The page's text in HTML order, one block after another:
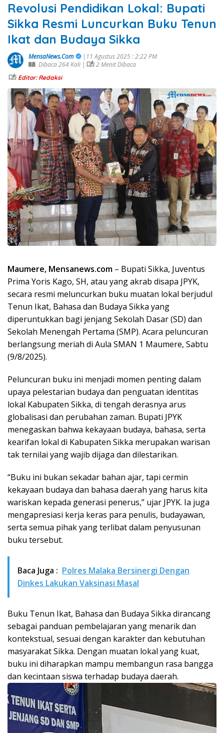
Revolusi Pendidikan Lokal: Bupati
Sikka Resmi Luncurkan Buku Tenun
Ikat dan Budaya Sikka
MensaNews.Com
|11 Agustus 2025 : 2:22 PM
Dibaca 264 Kali |
2 Menit Dibaca
Editor: Redaksi
Maumere, Mensanews.com – Bupati Sikka, Juventus
Prima Yoris Kago, SH, atau yang akrab disapa JPYK,
secara resmi meluncurkan buku muatan lokal berjudul
Tenun Ikat, Bahasa dan Budaya Sikka yang
diperuntukkan bagi jenjang Sekolah Dasar (SD) dan
Sekolah Menengah Pertama (SMP). Acara peluncuran
berlangsung meriah di Aula SMAN 1 Maumere, Sabtu
(9/8/2025).
Peluncuran buku ini menjadi momen penting dalam
upaya pelestarian budaya dan penguatan identitas
lokal Kabupaten Sikka, di tengah derasnya arus
globalisasi dan perubahan zaman. Bupati JPYK
menegaskan bahwa kekayaan budaya, bahasa, serta
kearifan lokal di Kabupaten Sikka merupakan warisan
tak ternilai yang wajib dijaga dan dilestarikan.
“Buku ini bukan sekadar bahan ajar, tapi cermin
kekayaan budaya dan bahasa daerah yang harus kita
wariskan kepada generasi penerus,” ujar JPYK. Ia juga
mengapresiasi kerja keras para penulis, budayawan,
serta semua pihak yang terlibat dalam penyusunan
buku tersebut.
Baca Juga : Polres Malaka Bersinergi Dengan
Dinkes Lakukan Vaksinasi Masal
Buku Tenun Ikat, Bahasa dan Budaya Sikka dirancang
sebagai panduan pembelajaran yang menarik dan
kontekstual, sesuai dengan karakter dan kebutuhan
masyarakat Sikka. Dengan muatan lokal yang kuat,
buku ini diharapkan mampu membangun rasa bangga
dan kecintaan siswa terhadap budaya daerah.